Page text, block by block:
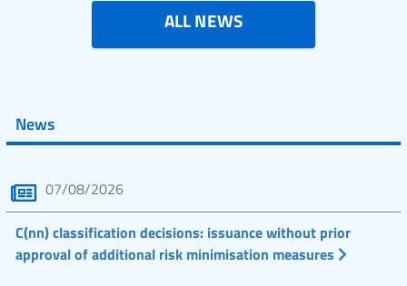
ALL NEWS
News
07/08/2026
C(nn) classification decisions: issuance without prior
approval of additional risk minimisation measures